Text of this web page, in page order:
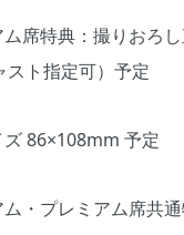
席特典：撮りおろ
スト指定可）予定
86×108mm 予定
・プレミアム席共